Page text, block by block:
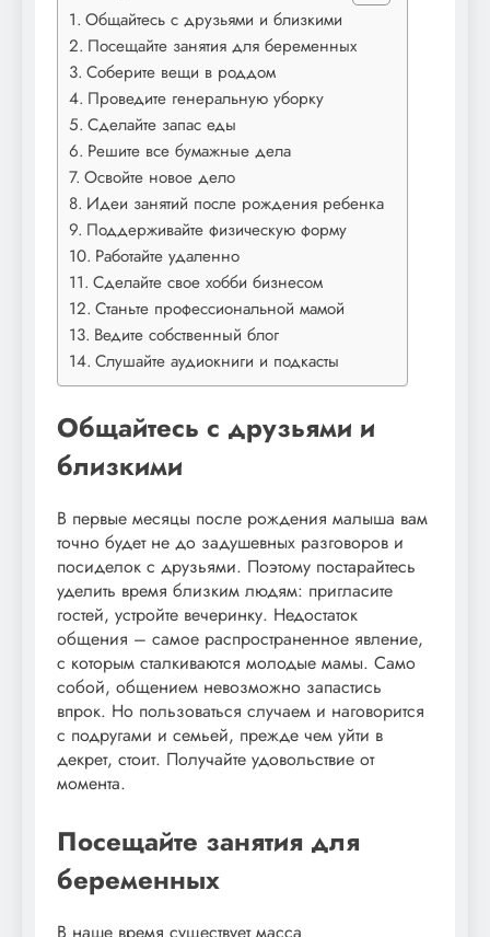
Общайтесь с друзьями и близкими
Посещайте занятия для беременных
Соберите вещи в роддом
Проведите генеральную уборку
Сделайте запас еды
Решите все бумажные дела
Освойте новое дело
Идеи занятий после рождения ребенка
Поддерживайте физическую форму
Работайте удаленно
Сделайте свое хобби бизнесом
Станьте профессиональной мамой
Ведите собственный блог
Слушайте аудиокниги и подкасты
Общайтесь с друзьями и
близкими
В первые месяцы после рождения малыша вам
точно будет не до задушевных разговоров и
посиделок с друзьями. Поэтому постарайтесь
уделить время близким людям: пригласите
гостей, устройте вечеринку. Недостаток
общения – самое распространенное явление,
с которым сталкиваются молодые мамы. Само
собой, общением невозможно запастись
впрок. Но пользоваться случаем и наговорится
с подругами и семьей, прежде чем уйти в
декрет, стоит. Получайте удовольствие от
момента.
Посещайте занятия для
беременных
В наше время существует масса